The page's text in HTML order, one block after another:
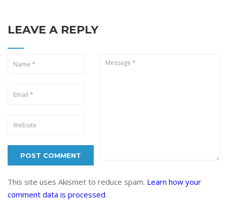
LEAVE A REPLY
This site uses Akismet to reduce spam. Learn how your
comment data is processed.